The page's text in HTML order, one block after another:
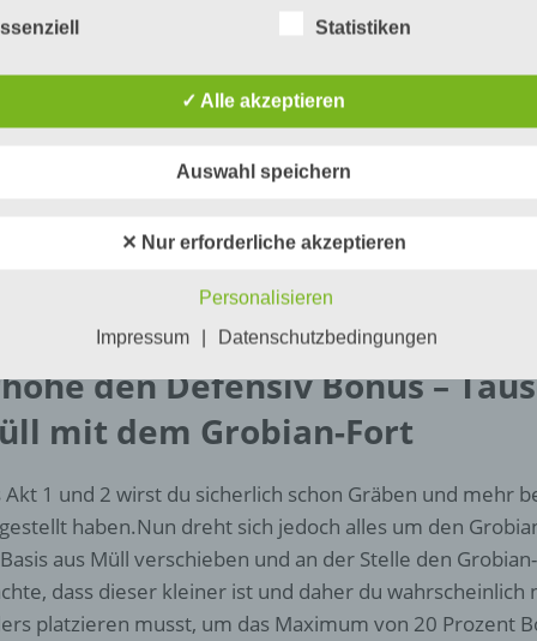
Tagesherausforderungen in Simpsons Springfield bringen die
den Defensiv Bonus –
mit dem Grobian-Fort
Akt 1 und 2 wirst du sicherlich schon Gräben und mehr
haben.Nun dreht sich jedoch alles um den
aus Müll verschieben und an der Stelle den
dass dieser kleiner ist und daher du wahrscheinlich
platzieren musst, um das Maximum von 20 Prozent
natürliche Person, deren personenbezogene Daten von dem für
Verarbeitung Verantwortlichen verarbeitet werden.
c) Verarbeitung
Verarbeitung ist jeder mit oder ohne Hilfe automatisierter
Zusammenhang mit personenbezogenen Daten wie das
das Erfassen, die Organisation, das Ordnen, die Speicherung,
Verwendung, die Offenlegung durch Übermittlung, Verbreitung
eine andere Form der Bereitstellung, den Abgleich oder die
Verknüpfung, die Einschränkung, das Löschen oder die
d) Einschränkung der Verarbeitung
Einschränkung der Verarbeitung ist die Markierung
personenbezogener Daten mit dem Ziel, ihre künftige
einzuschränken.
e) Profiling
Statistiken
✓ Alle akzeptieren
Auswahl speichern
✕ Nur erforderliche akzeptieren
Personalisieren
Impressum
Datenschutzbedingungen